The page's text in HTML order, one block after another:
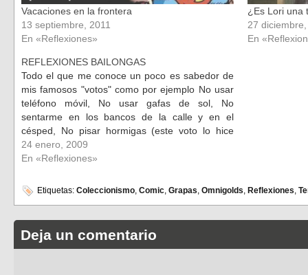
Vacaciones en la frontera
13 septiembre, 2011
En «Reflexiones»
¿Es Lori una
27
En
REFLEXIONES BAILONGAS
Todo el que me conoce un poco es sabedor de
mis famosos "votos" como por ejemplo No usar
teléfono móvil, No usar gafas de sol, No
sentarme en los bancos de la calle y en el
césped, No pisar hormigas (este voto lo hice
después de ver la peli de…
24 enero, 2009
En «Reflexiones»
Etiquetas: Coleccionismo, Comic, Grapas, Omnigolds, Reflexiones,
Deja un comentario